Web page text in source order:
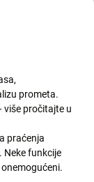
prometa.
više pročitajte u
praćenja
Neke funkcije